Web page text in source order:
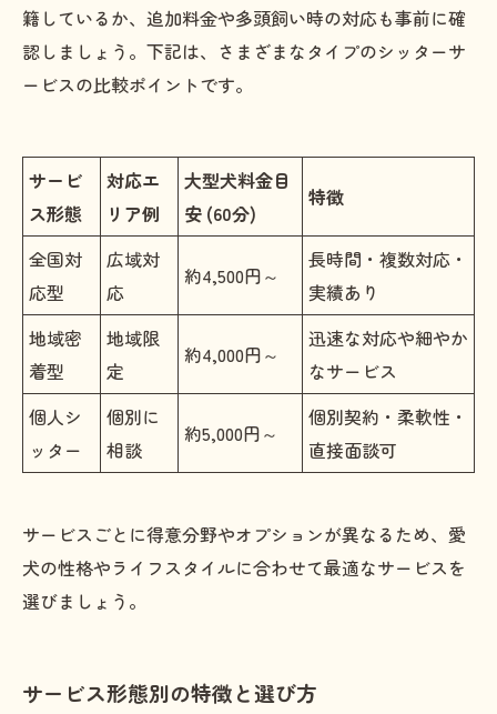
籍しているか、追加料金や多頭飼い時の対応も事前に確
認しましょう。下記は、さまざまなタイプのシッターサ
ービスの比較ポイントです。
サービ
ス形態
対応エ
リア例
大型犬料金目
安 (60分)
特徴
全国対
応型
広域対
応
約4,500円～
長時間・複数対応・
実績あり
地域密
着型
地域限
定
約4,000円～
迅速な対応や細やか
なサービス
個人シ
ッター
個別に
相談
約5,000円～
個別契約・柔軟性・
直接面談可
サービスごとに得意分野やオプションが異なるため、愛
犬の性格やライフスタイルに合わせて最適なサービスを
選びましょう。
サービス形態別の特徴と選び方